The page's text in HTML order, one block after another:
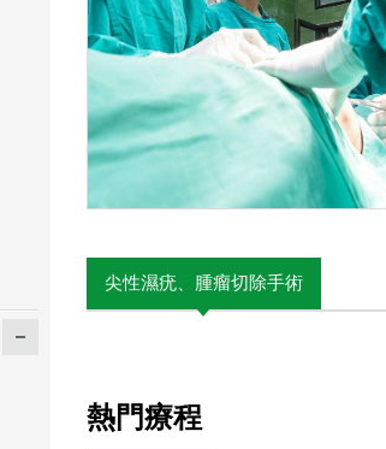
尖性濕疣、腫瘤切除手術
熱門療程